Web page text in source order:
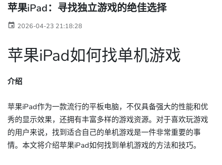
苹果iPad：寻找独立游戏的绝佳选择
2026-04-23 21:18:28
苹果iPad如何找单机游戏
介绍
苹果iPad作为一款流行的平板电脑，不仅具备强大的性能和优
秀的显示效果，还拥有丰富多样的游戏资源。对于喜欢玩游戏
的用户来说，找到适合自己的单机游戏是一件非常重要的事
情。本文将介绍苹果iPad如何找到单机游戏的方法和技巧。